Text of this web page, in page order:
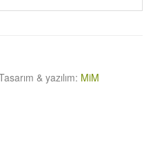
& yazılım: MiM